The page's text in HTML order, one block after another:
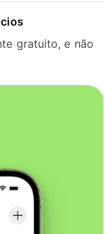
gratuito, e não